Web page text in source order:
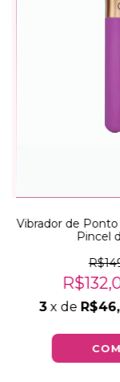
Vibrador de
Pincel
3 x de